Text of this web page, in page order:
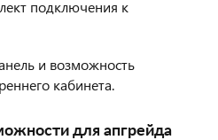
подключения к
и возможность
кабинета.
для апгрейда